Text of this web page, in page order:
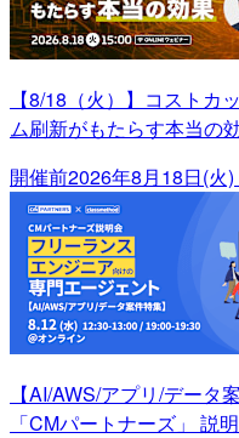
【8/18（火）】コストカ
ム刷新がもたらす本当の
開催前2026年8月18日(火)
【AI/AWS/アプリ/データ
「CMパートナーズ」 説